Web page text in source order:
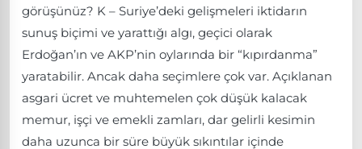
görüşünüz? K – Suriye’deki gelişmeleri iktidarın
sunuş biçimi ve yarattığı algı, geçici olarak
Erdoğan’ın ve AKP’nin oylarında bir “kıpırdanma”
yaratabilir. Ancak daha seçimlere çok var. Açıklanan
asgari ücret ve muhtemelen çok düşük kalacak
memur, işçi ve emekli zamları, dar gelirli kesimin
daha uzunca bir süre büyük sıkıntılar içinde